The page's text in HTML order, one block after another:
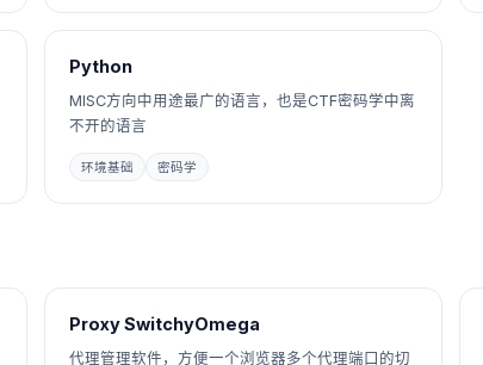
Python
MISC方向中用途最广的语言，也是CTF密码学中离
不开的语言
环境基础 密码学
Proxy SwitchyOmega
代理管理软件，方便一个浏览器多个代理端口的切